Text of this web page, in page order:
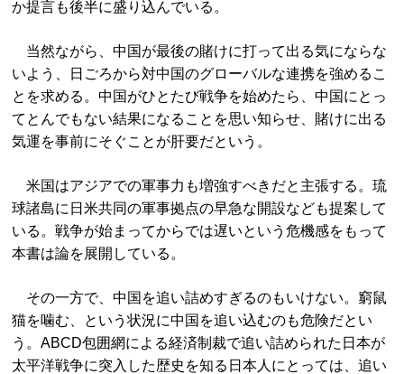
か提言も後半に盛り込んでいる。
当然ながら、中国が最後の賭けに打って出る気にならな
いよう、日ごろから対中国のグローバルな連携を強めるこ
とを求める。中国がひとたび戦争を始めたら、中国にとっ
てとんでもない結果になることを思い知らせ、賭けに出る
気運を事前にそぐことが肝要だという。
米国はアジアでの軍事力も増強すべきだと主張する。琉
球諸島に日米共同の軍事拠点の早急な開設なども提案して
いる。戦争が始まってからでは遅いという危機感をもって
本書は論を展開している。
その一方で、中国を追い詰めすぎるのもいけない。窮鼠
猫を噛む、という状況に中国を追い込むのも危険だとい
う。ABCD包囲網による経済制裁で追い詰められた日本が
太平洋戦争に突入した歴史を知る日本人にとっては、追い